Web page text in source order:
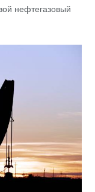
нефтегазовый